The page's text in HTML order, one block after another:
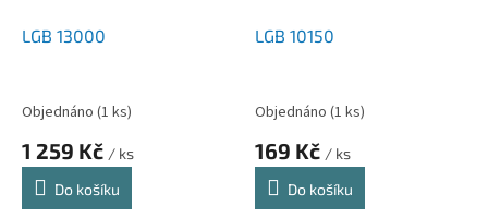
LGB 13000
Objednáno (1 ks)
1 259 Kč / ks
Do košíku
LGB 10150
Objednáno (1 ks)
169 Kč / ks
Do košíku